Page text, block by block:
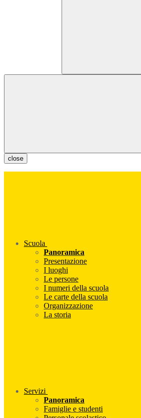
close
Scuola
Panoramica
Presentazione
I luoghi
Le persone
I numeri della scuola
Le carte della scuola
Organizzazione
La storia
Servizi
Panoramica
Famiglie e studenti